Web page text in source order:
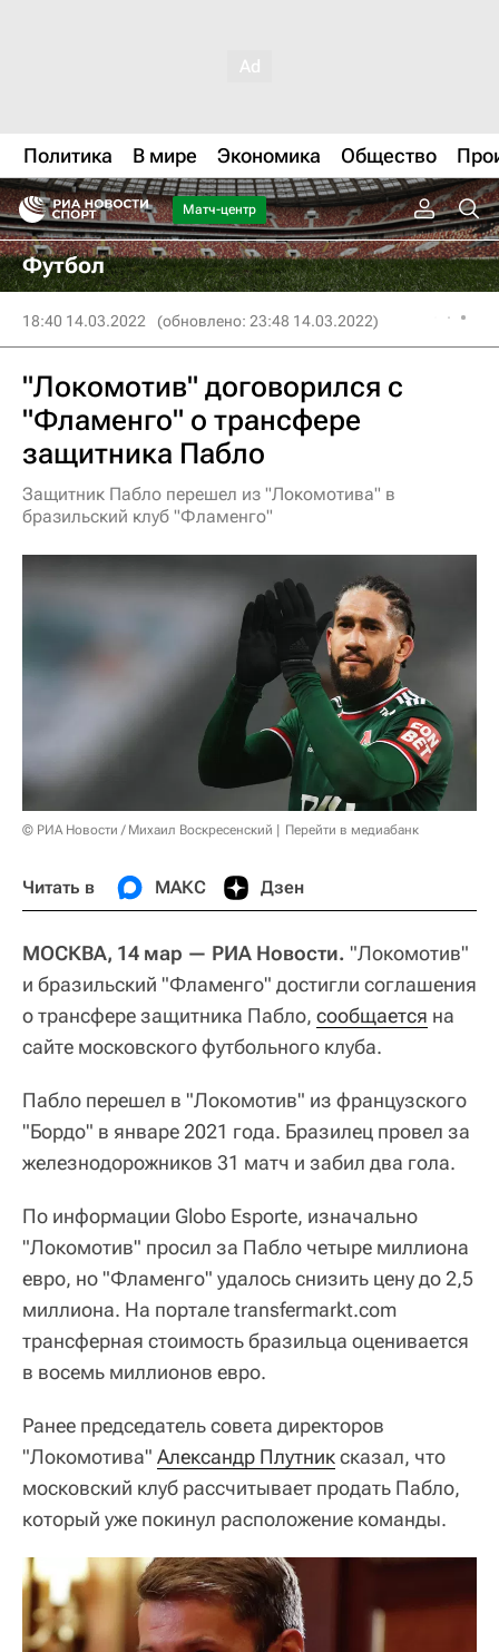
Политика В мире Экономика Общество
Матч-центр
Футбол
18:40 14.03.2022 (обновлено: 23:48 14.03.2022)
"Локомотив" договорился с
"Фламенго" о трансфере
защитника Пабло
Защитник Пабло перешел из "Локомотива" в
бразильский клуб "Фламенго"
© РИА Новости / Михаил Воскресенский Перейти в медиабанк
Читать в МАКС Дзен
МОСКВА, 14 мар — РИА Новости. "Локомотив"
и бразильский "Фламенго" достигли соглашения
о трансфере защитника Пабло, сообщается на
сайте московского футбольного клуба.
Пабло перешел в "Локомотив" из французского
"Бордо" в январе 2021 года. Бразилец провел за
железнодорожников 31 матч и забил два гола.
По информации Globo Esporte, изначально
"Локомотив" просил за Пабло четыре миллиона
евро, но "Фламенго" удалось снизить цену до 2,5
миллиона. На портале transfermarkt.com
трансферная стоимость бразильца оценивается
в восемь миллионов евро.
Ранее председатель совета директоров
"Локомотива" Александр Плутниксказал, что
московский клуб рассчитывает продать Пабло,
который уже покинул расположение команды.